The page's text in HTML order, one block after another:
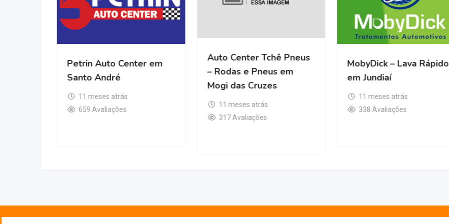
Santo André
Petrin Auto Center em
Santo André
11 meses atrás
659 Avaliações
Auto Center Tchê Pneus
– Rodas e Pneus em
Mogi das Cruzes
11 meses atrás
317 Avaliações
MobyDick –
em Jundiaí
11 meses atrás
338 Avaliações